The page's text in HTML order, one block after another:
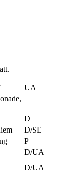
UA
D
D/SE
P
D/UA
D/UA